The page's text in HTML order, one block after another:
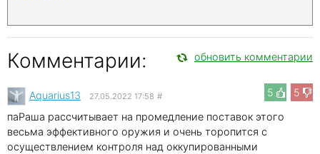
Комментарии: обновить комментарии
5 5
Aquarius13 27.05.2022 17:58 #
паРаша рассчитывает на промедление поставок этого
весьма эффективного оружия и очень торопится с
осуществлением контроля над оккупированными